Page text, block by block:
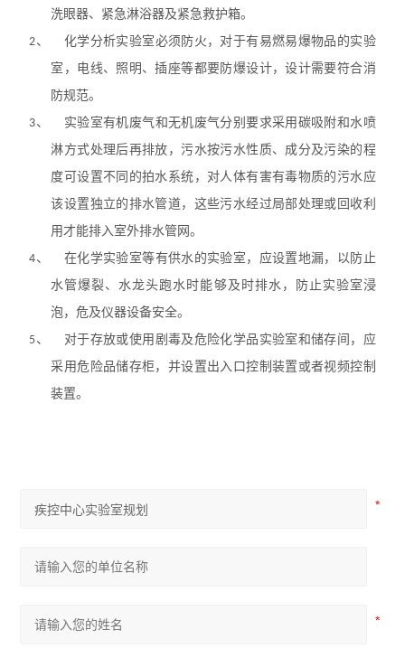
洗眼器、紧急淋浴器及紧急救护箱。
2、
化学分析实验室必须防火，对于有易燃易爆物品的实验
室，电线、照明、插座等都要防爆设计，设计需要符合消
防规范。
3、
实验室有机废气和无机废气分别要求采用碳吸附和水喷
淋方式处理后再排放，污水按污水性质、成分及污染的程
度可设置不同的拍水系统，对人体有害有毒物质的污水应
该设置独立的排水管道，这些污水经过局部处理或回收利
用才能排入室外排水管网。
4、
在化学实验室等有供水的实验室，应设置地漏，以防止
水管爆裂、水龙头跑水时能够及 时排水，防止实验室浸
泡，危及仪器设备安全。
5、
对于存放或使用剧毒及危险化学品实验室和储存间，应
采用危险品储存柜，并设置出入口控制装置或者视频控制
装置。